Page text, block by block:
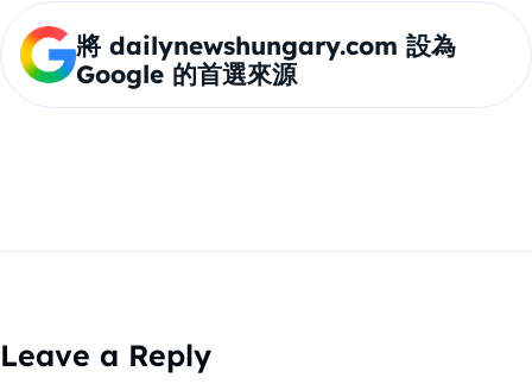
將 dailynewshungary.com 設為
Google 的首選來源
Leave a Reply